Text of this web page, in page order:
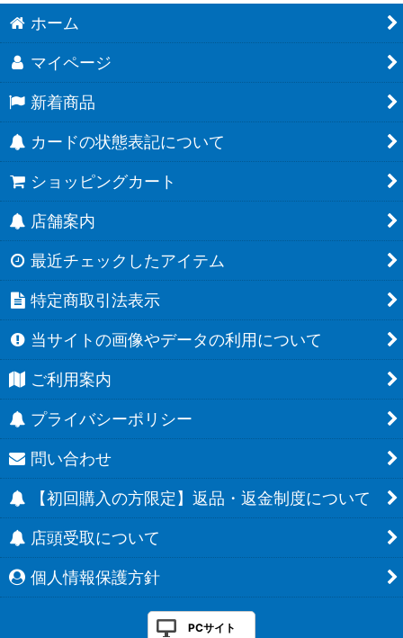
ホーム
マイページ
新着商品
カードの状態表記について
ショッピングカート
店舗案内
最近チェックしたアイテム
特定商取引法表示
当サイトの画像やデータの利用について
ご利用案内
プライバシーポリシー
問い合わせ
【初回購入の方限定】返品・返金制度について
店頭受取について
個人情報保護方針
PCサイト